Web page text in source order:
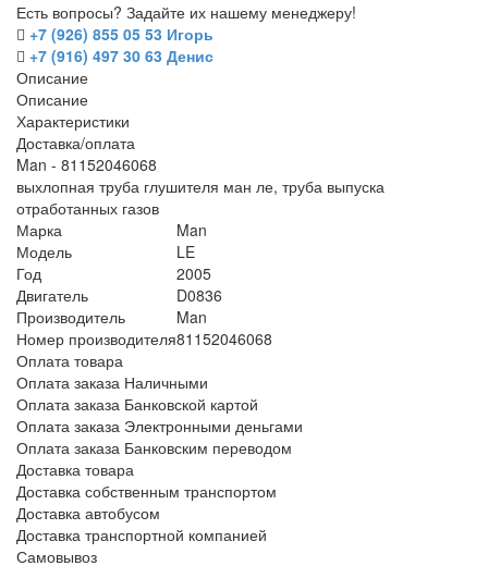
Есть вопросы? Задайте их нашему менеджеру!
+7 (926) 855 05 53 Игорь
+7 (916) 497 30 63 Денис
Описание
Описание
Характеристики
Доставка/оплата
Man - 81152046068
выхлопная труба глушителя ман ле, труба выпуска
отработанных газов
Марка
Man
Модель
LE
Год
2005
Двигатель
D0836
Производитель
Man
Номер производителя81152046068
Оплата товара
Оплата заказа Наличными
Оплата заказа Банковской картой
Оплата заказа Электронными деньгами
Оплата заказа Банковским переводом
Доставка товара
Доставка собственным транспортом
Доставка автобусом
Доставка транспортной компанией
Самовывоз